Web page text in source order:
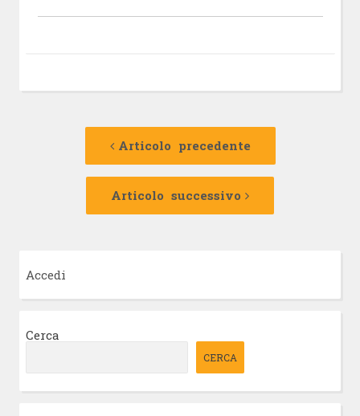
Navigazione
Articolo precedente
Articolo
Articolo successivo
Articolo
Accedi
Cerca
CERCA